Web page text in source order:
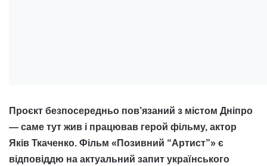
Проєкт безпосередньо пов’язаний з містом Дніпро
— саме тут жив і працював герой фільму, актор
Яків Ткаченко. Фільм «Позивний “Артист”» є
відповіддю на актуальний запит українського